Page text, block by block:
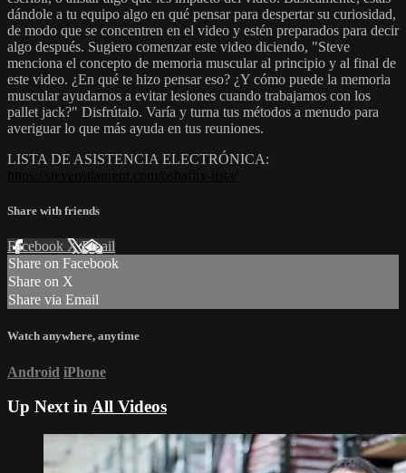
dándole a tu equipo algo en qué pensar para despertar su curiosidad,
de modo que se concentren en el video y estén preparados para decir
algo después. Sugiero comenzar este video diciendo, "Steve
menciona el concepto de memoria muscular al principio y al final de
este video. ¿En qué te hizo pensar eso? ¿Y cómo puede la memoria
muscular ayudarnos a evitar lesiones cuando trabajamos con los
pallet jack?" Disfrútalo. Varía y turna tus métodos a menudo para
averiguar lo que más ayuda en tus reuniones.
LISTA DE ASISTENCIA ELECTRÓNICA:
Share with friends
Facebook XEmail
Share on Facebook
Share on X
Share via Email
Watch anywhere, anytime
Android iPhone
Up Next inAll Videos